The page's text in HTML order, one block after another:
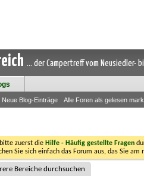
... der Campertreff vom Neusiedler-
Neue Blog-Einträge Alle Foren als gelesen
zuerst die Hilfe - Häufig gestellte Fragen
Sie sich einfach das Forum aus, das Sie
Bereiche durchsuchen